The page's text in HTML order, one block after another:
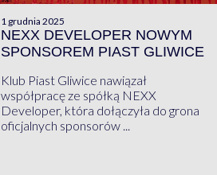
1 grudnia 2025
NEXX DEVELOPER NOWYM
SPONSOREM PIAST GLIWICE
Klub Piast Gliwice nawiązał
współpracę ze spółką NEXX
Developer, która dołączyła do grona
oficjalnych sponsorów ...